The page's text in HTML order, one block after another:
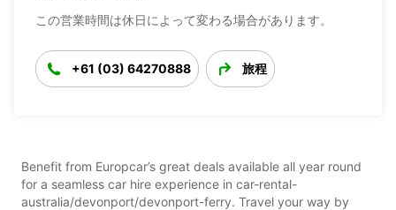
この営業時間は休日によって変わる場合があります。
+61 (03) 64270888 旅程
Benefit from Europcar’s great deals available all year round
for a seamless car hire experience in car-rental-
australia/devonport/devonport-ferry. Travel your way by